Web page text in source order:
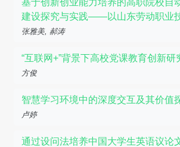
基于创新创业能力培养的高职院校自
建设探究与实践——以山东劳动职业
张雅美, 郝涛
“互联网+”背景下高校党课教育创新研
方俊
智慧学习环境中的深度交互及其价值
卢婷
通过设问法培养中国大学生英语议论